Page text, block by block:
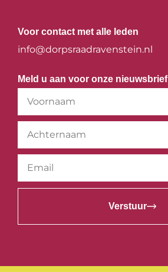
Voor contact met alle leden
info@dorpsraadravenstein.nl
Meld u aan voor onze nieuwsbrief
Verstuur